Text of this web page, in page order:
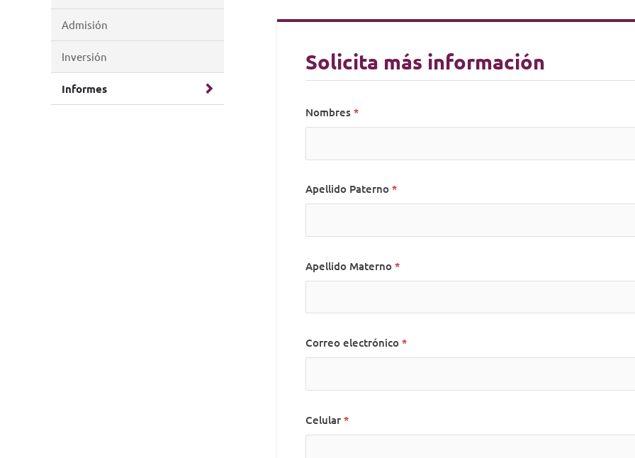
Admisión
Inversión
Informes
Solicita más información
Nombres
Apellido Paterno
Apellido Materno
Correo electrónico
Celular